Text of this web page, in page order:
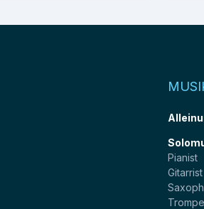
Pianist
Gitarrist